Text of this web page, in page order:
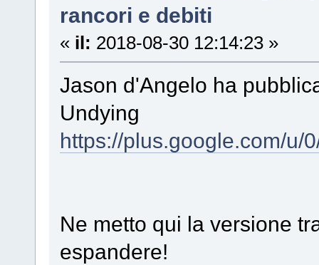
rancori e debiti
« il: 2018-08-30 12:14:23 »
Jason d'Angelo ha
Undying
https://plus.google.com/u/
Ne metto qui la versione
espandere!